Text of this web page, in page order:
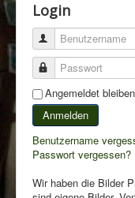
Login
Benutzername
Passwort
Angemeldet bleiben
Anmelden
Benutzername
Passwort vergessen?
Wir haben die Bilder